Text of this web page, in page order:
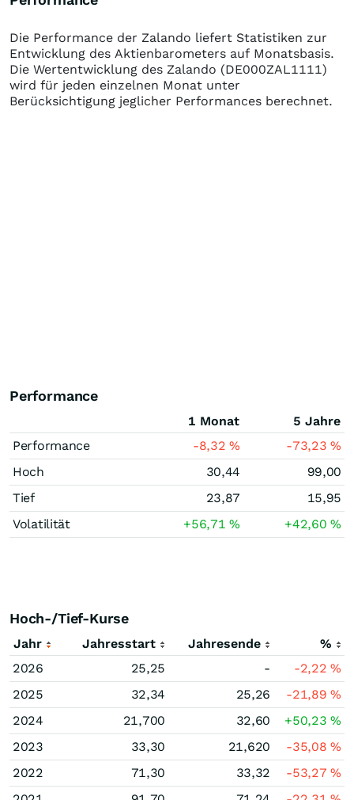
Die Performance der Zalando liefert Statistiken zur
Entwicklung des Aktienbarometers auf Monatsbasis.
Die Wertentwicklung des Zalando (DE000ZAL1111)
wird für jeden einzelnen Monat unter
Berücksichtigung jeglicher Performances berechnet.
Performance
1 Monat
5 Jahre
Performance
-8,32% -73,23%
Hoch
30,44
99,00
Tief
23,87
15,95
Volatilität
+56,71% +42,60%
Hoch-/Tief-Kurse
Jahr Jahresstart Jahresende
%
2026
25,25 - -2,22%
2025
32,34 25,26 -21,89%
2024
21,700 32,60 +50,23%
2023
33,30 21,620 -35,08%
2022
71,30 33,32 -53,27%